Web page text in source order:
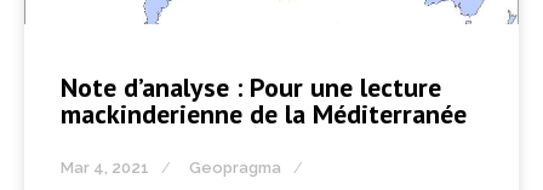
Note d’analyse : Pour une lecture
mackinderienne de la Méditerranée
Mar 4, 2021
Geopragma